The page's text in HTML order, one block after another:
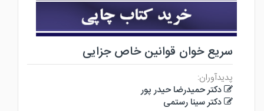
سریع خوان قوانین خاص جزایی
پدیدآوران:
دکتر حمیدرضا حیدر پور
دکتر سینا رستمی